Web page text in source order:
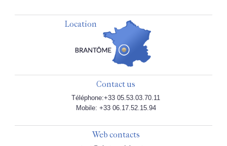
Location
Contact us
Téléphone:+33 05.53.03.70.11
Mobile: +33 06.17.52.15.94
Web contacts